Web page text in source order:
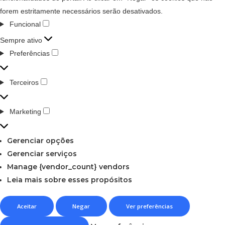
forem estritamente necessários serão desativados.
Funcional
Sempre ativo
Preferências
Terceiros
Marketing
Gerenciar opções
Gerenciar serviços
Manage {vendor_count} vendors
Leia mais sobre esses propósitos
Aceitar Negar Ver preferências